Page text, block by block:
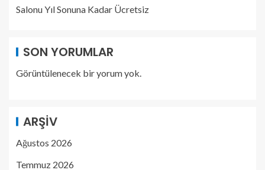
Salonu Yıl Sonuna Kadar Ücretsiz
SON YORUMLAR
Görüntülenecek bir yorum yok.
ARŞIV
Ağustos 2026
Temmuz 2026